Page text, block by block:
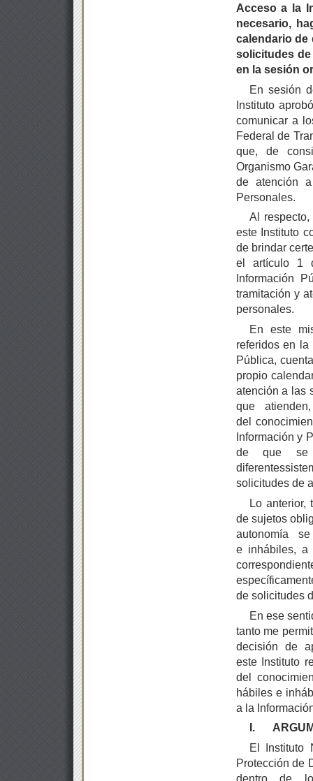
Acceso a la
necesario,
calendario de
solicitudes
en la sesión
En sesión
Instituto
comunicar a
Federal de
que, de
Organismo
de atención
Personales.
Al
este Instituto
de brindar
el artículo 1
Información
tramitación y
personales.
En este
referidos en la
Pública,
propio
atención a las
que
del
Información y
de que se
solicitudes de
Lo anterior,
de sujetos
autonomía
e inhábiles, a
de solicitudes
En ese
tanto me
decisión de
este Instituto
del
hábiles e
a la
I.
El Instituto
Protección de
dentro de